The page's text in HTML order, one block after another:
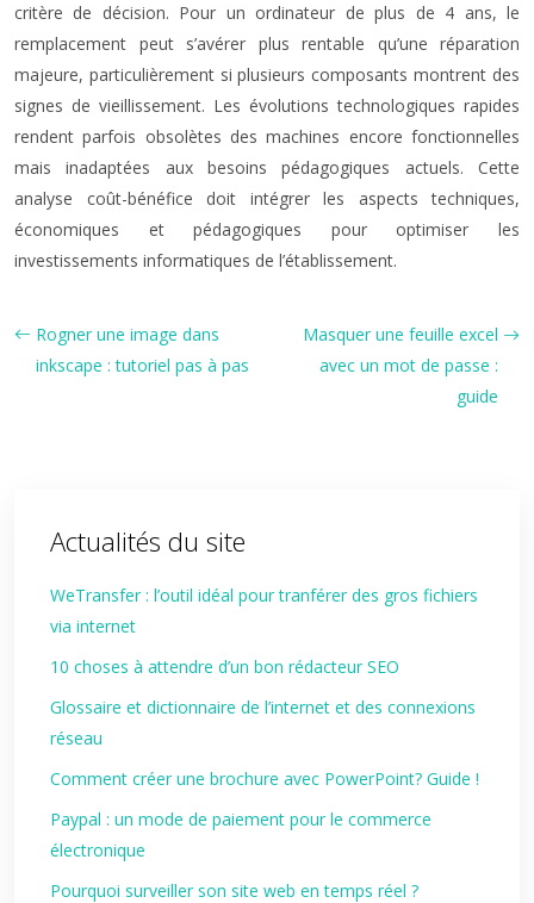
critère de décision. Pour un ordinateur de plus de 4 ans, le
remplacement peut s’avérer plus rentable qu’une réparation
majeure, particulièrement si plusieurs composants montrent des
signes de vieillissement. Les évolutions technologiques rapides
rendent parfois obsolètes des machines encore fonctionnelles
mais inadaptées aux besoins pédagogiques actuels. Cette
analyse coût-bénéfice doit intégrer les aspects techniques,
économiques et pédagogiques pour optimiser les
investissements informatiques de l’établissement.
Rogner une image dans
inkscape : tutoriel pas à pas
Masquer une feuille excel
avec un mot de passe :
guide
Actualités du site
WeTransfer : l’outil idéal pour tranférer des gros fichiers
via internet
10 choses à attendre d’un bon rédacteur SEO
Glossaire et dictionnaire de l’internet et des connexions
réseau
Comment créer une brochure avec PowerPoint? Guide !
Paypal : un mode de paiement pour le commerce
électronique
Pourquoi surveiller son site web en temps réel ?